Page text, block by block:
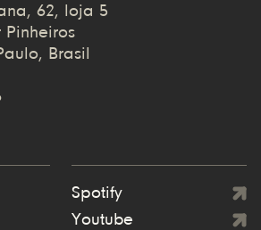
62, loja 5
Pinheiros
Brasil
Spotify
Youtube